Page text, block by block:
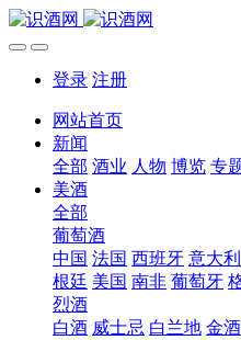
登录 注册
网站首页
新闻
全部 酒业 人物 博览 专
美酒
全部
葡萄酒
中国 法国 西班牙 意大利
根廷 美国 南非 葡萄牙
烈酒
白酒 威士忌 白兰地 金酒